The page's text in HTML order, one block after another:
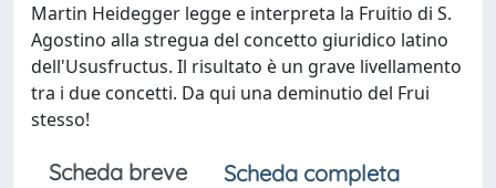
Martin Heidegger legge e interpreta la Fruitio di S.
Agostino alla stregua del concetto giuridico latino
dell'Ususfructus. Il risultato è un grave livellamento
tra i due concetti. Da qui una deminutio del Frui
stesso!
Scheda breve
Scheda completa